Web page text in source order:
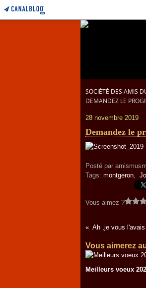
SOCIÉTÉ DES AMIS
DEMANDEZ LE
28 novembre 2019
Demandez le
Posté par
Tags: montgeron,
Vous aimez ?
Vous aimerez
Meilleurs voeux